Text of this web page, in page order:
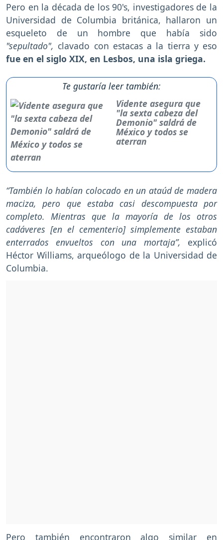
Pero en la década de los 90's, investigadores de la
Universidad de Columbia británica, hallaron un
esqueleto de un hombre que había sido
"sepultado", clavado con estacas a la tierra y eso
fue en el siglo XIX, en Lesbos, una isla griega.
Te gustaría leer también:
Vidente asegura que
"la sexta cabeza del
Demonio" saldrá de
México y todos se
aterran
“También lo habían colocado en un ataúd de madera
maciza, pero que estaba casi descompuesta por
completo. Mientras que la mayoría de los otros
cadáveres [en el cementerio] simplemente estaban
enterrados envueltos con una mortaja”, explicó
Héctor Williams, arqueólogo de la Universidad de
Columbia.
Pero también encontraron algo similar en